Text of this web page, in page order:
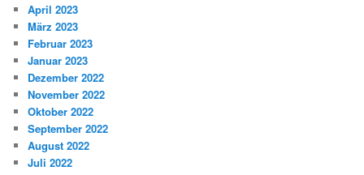
April 2023
März 2023
Februar 2023
Januar 2023
Dezember 2022
November 2022
Oktober 2022
September 2022
August 2022
Juli 2022